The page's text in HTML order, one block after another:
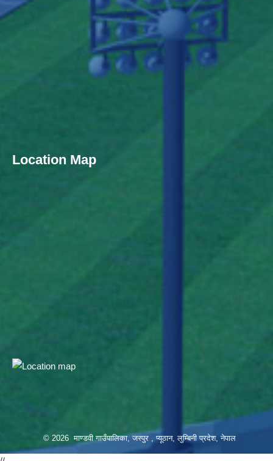
Location Map
© 2026 माण्डवी गाउँपालिका, जस्पुर , प्यूठान, लुम्बिनी प्रदेश, नेपाल